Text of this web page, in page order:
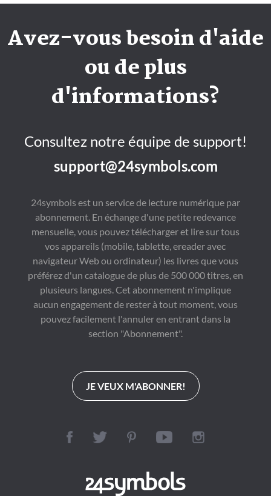
Avez-vous besoin d'aide
ou de plus
d'informations?
Consultez notre équipe de support!
support@24symbols.com
24symbols est un service de lecture numérique par
abonnement. En échange d'une petite redevance
mensuelle, vous pouvez télécharger et lire sur tous
vos appareils (mobile, tablette, ereader avec
navigateur Web ou ordinateur) les livres que vous
préférez d'un catalogue de plus de 500 000 titres, en
plusieurs langues. Cet abonnement n'implique
aucun engagement de rester à tout moment, vous
pouvez facilement l'annuler en entrant dans la
section "Abonnement".
JE VEUX M'ABONNER!